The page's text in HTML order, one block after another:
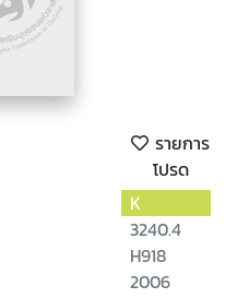
รายการ
โปรด
K
3240.4
H918
2006